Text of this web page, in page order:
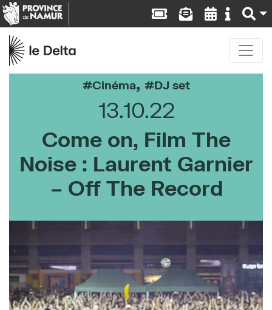
Cinéma, DJ set
13.10.22
Come on, Film The
Noise : Laurent Garnier
– Off The Record